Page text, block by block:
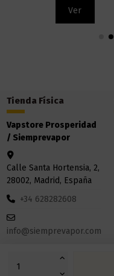
Ver
Tienda Física
Vapstore Prosperidad
/ Siemprevapor
Calle Santa Hortensia, 2,
28002, Madrid, España
+34 628282608
info@siemprevapor.com